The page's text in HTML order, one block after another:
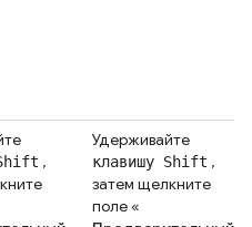
,
Удерживайте
клавишу Shift ,
затем щелкните
поле «